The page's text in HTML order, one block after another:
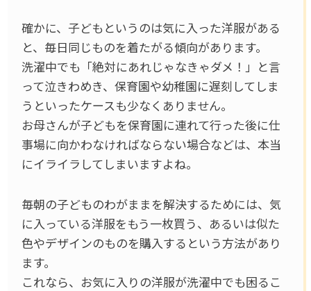
確かに、子どもというのは気に入った洋服がある
と、毎日同じものを着たがる傾向があります。
洗濯中でも「絶対にあれじゃなきゃダメ！」と言
って泣きわめき、保育園や幼稚園に遅刻してしま
うといったケースも少なくありません。
お母さんが子どもを保育園に連れて行った後に仕
事場に向かわなければならない場合などは、本当
にイライラしてしまいますよね。
毎朝の子どものわがままを解決するためには、気
に入っている洋服をもう一枚買う、あるいは似た
色やデザインのものを購入するという方法があり
ます。
これなら、お気に入りの洋服が洗濯中でも困るこ